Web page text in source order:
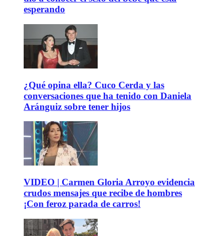
esperando
¿Qué opina ella? Cuco Cerda y las
conversaciones que ha tenido con Daniela
Aránguiz sobre tener hijos
VIDEO | Carmen Gloria Arroyo evidencia
crudos mensajes que recibe de hombres
¡Con feroz parada de carros!